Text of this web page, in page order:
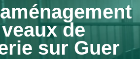
de
sur Guer